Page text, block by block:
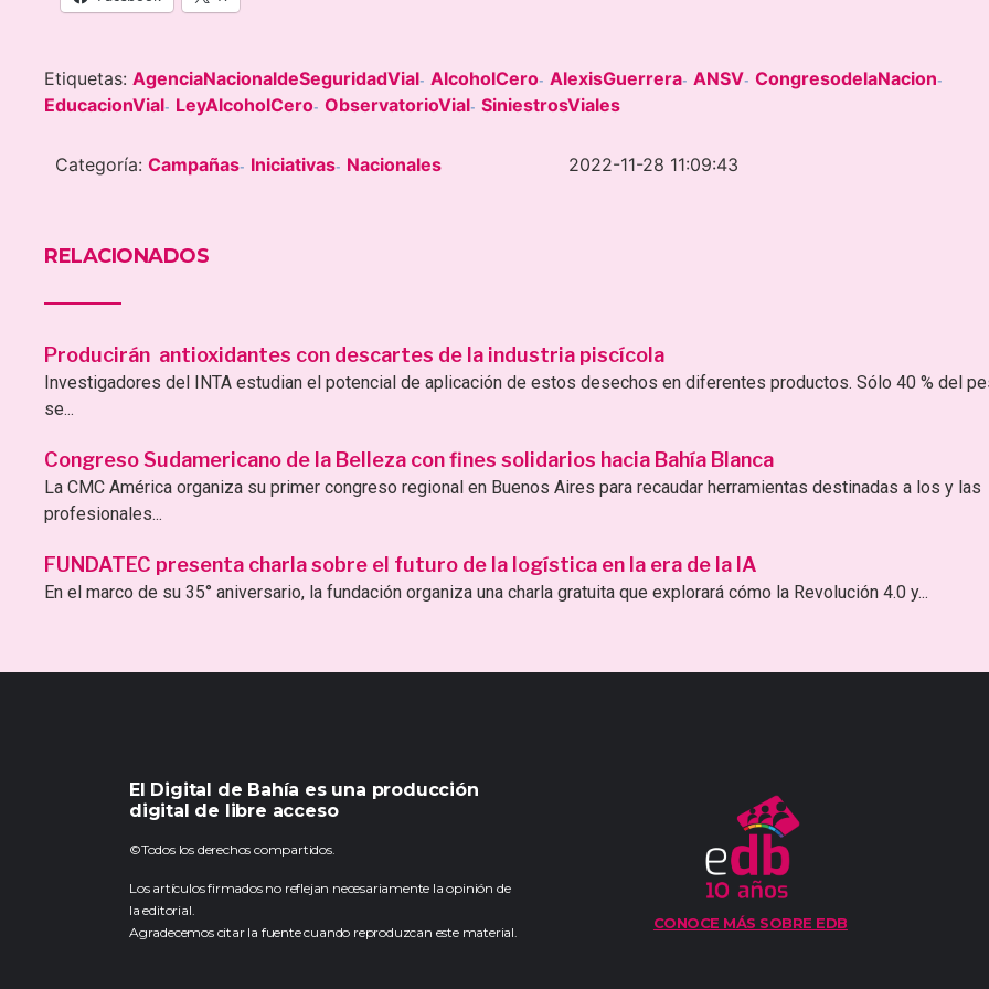
Etiquetas: AgenciaNacionaldeSeguridadVial- AlcoholCero- AlexisGuerrera- ANSV- CongresodelaNacion-
EducacionVial- LeyAlcoholCero- ObservatorioVial- SiniestrosViales
Categoría: Campañas- Iniciativas- Nacionales 2022-11-28 11:09:43
RELACIONADOS
Producirán antioxidantes con descartes de la industria piscícola
Investigadores del INTA estudian el potencial de aplicación de estos desechos en diferentes productos. Sólo 40 % del
se...
Congreso Sudamericano de la Belleza con fines solidarios hacia Bahía Blanca
La CMC América organiza su primer congreso regional en Buenos Aires para recaudar herramientas destinadas a los y las
profesionales...
FUNDATEC presenta charla sobre el futuro de la logística en la era de la IA
En el marco de su 35° aniversario, la fundación organiza una charla gratuita que explorará cómo la Revolución 4.0 y...
El Digital de Bahía es una producción
digital de libre acceso
©Todos los derechos compartidos.
Los artículos firmados no reflejan necesariamente la opinión de
la editorial.
Agradecemos citar la fuente cuando reproduzcan este material.
CONOCE MÁS SOBRE EDB